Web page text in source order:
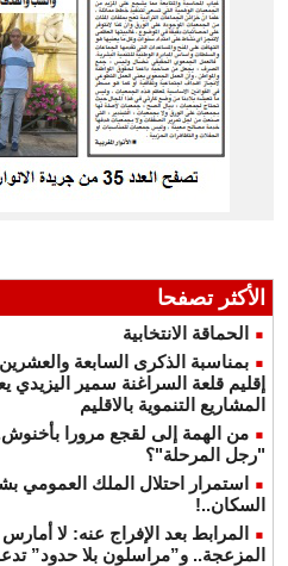
الأكثر تصفحا
الحماقة الانتخابية
بمناسبة الذكرى السابعة
إقليم قلعة السراغنة سمير
المشاريع التنموية بالاقليم
من الهمة إلى لقجع مرورا
"رجل المرحلة"؟
استمرار احتلال الملك العمومي
السكان..!
المرابط بعد الإفراج عنه: لا
المزعجة.. و”مراسلون بلا حدود”